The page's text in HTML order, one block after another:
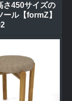
さ450サイズの
ール【formZ】